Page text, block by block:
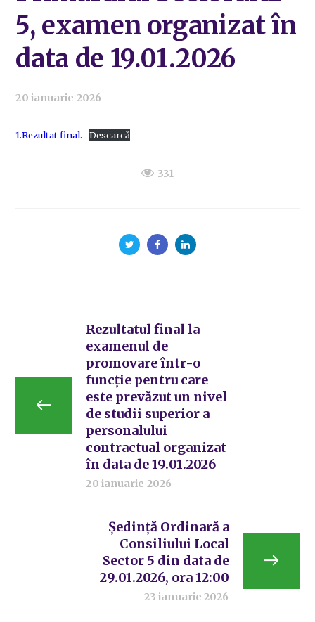
5, examen organizat în
data de 19.01.2026
20 ianuarie 2026
1.Rezultat final. Descarcă
331
Rezultatul final la
examenul de
promovare într-o
funcţie pentru care
este prevăzut un nivel
de studii superior a
personalului
contractual organizat
în data de 19.01.2026
20 ianuarie 2026
Ședință Ordinară a
Consiliului Local
Sector 5 din data de
29.01.2026, ora 12:00
23 ianuarie 2026